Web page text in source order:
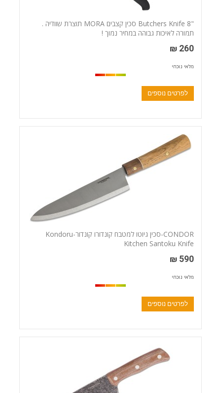
"Butchers Knife 8 סכין קצבים MORA תוצרת שוודיה .
תמורה לאיכות גבוהה במחיר נמוך !
260 ₪
מלאי נוכחי
לפרטים נוספים
CONDOR-סכין גיוטו למטבח קונדורו קונדור-Kondoru
Kitchen Santoku Knife
590 ₪
מלאי נוכחי
לפרטים נוספים